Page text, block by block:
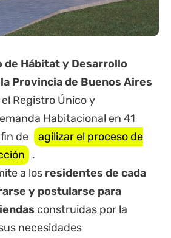
de Hábitat y Desarrollo
Provincia de Buenos Aires
Registro Único y
Habitacional en 41
de
agilizar el proceso de
.
a los residentes de cada
y postularse para
construidas por la
necesidades